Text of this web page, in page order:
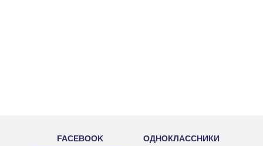
FACEBOOK ОДНОКЛАССНИКИ